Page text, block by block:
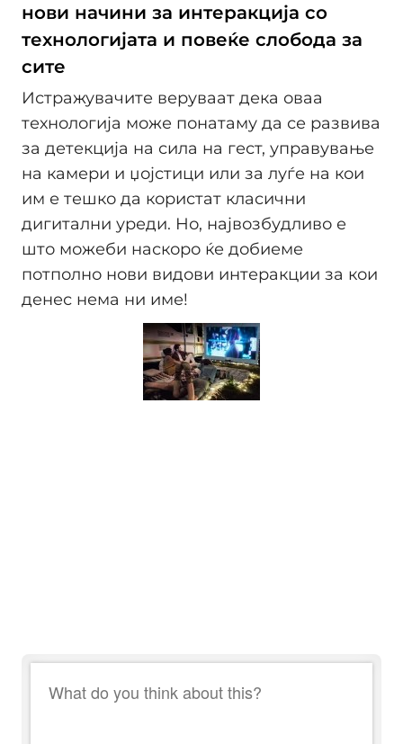
нови начини за интеракција со
технологијата и повеќе слобода за
сите
Истражувачите веруваат дека оваа
технологија може понатаму да се развива
за детекција на сила на гест, управување
на камери и џојстици или за луѓе на кои
им е тешко да користат класични
дигитални уреди. Но, највозбудливо е
што можеби наскоро ќе добиеме
потполно нови видови интеракции за кои
денес нема ни име!